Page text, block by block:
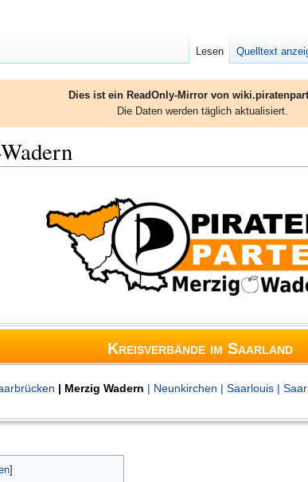
Dies ist ein ReadOnly-Mirror von
Die Daten werden täglich aktualisiert.
Kreisverbände im Saarland
| Merzig Wadern | Neunkirchen | Saarlouis |
Lesen Quelltext